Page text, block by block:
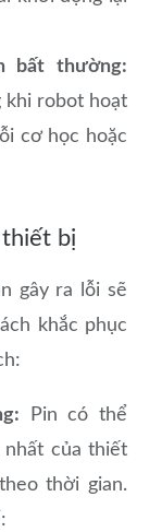
bất thường:
khi robot hoạt
cơ học hoặc
thiết bị
gây ra lỗi sẽ
khắc phục
Pin có thể
của thiết
thời gian.